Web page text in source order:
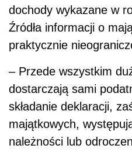
dochody wykazane w
Źródła informacji o
praktycznie
– Przede wszystkim
dostarczają sami
składanie deklaracji,
majątkowych,
należności lub